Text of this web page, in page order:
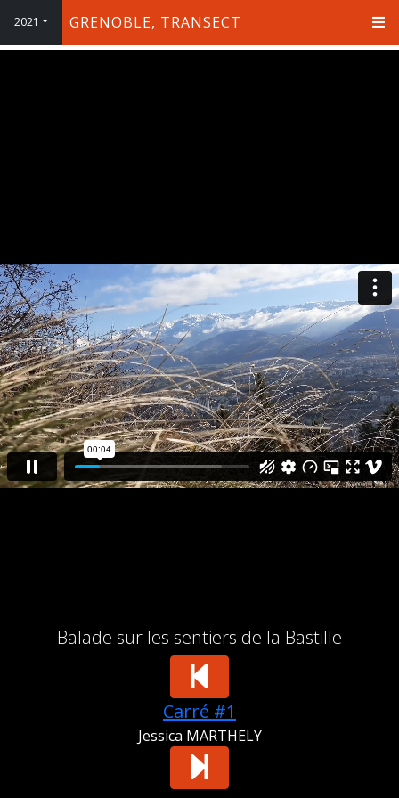
2021 GRENOBLE, TRANSECT
Balade sur les sentiers de la Bastille
Carré #1
Jessica MARTHELY